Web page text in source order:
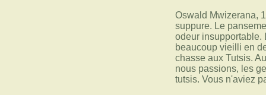
Oswald Mwizerana,
suppure. Le
odeur insupportable.
beaucoup vieilli en
chasse aux Tutsis.
nous passions, les
tutsis. Vous n'aviez